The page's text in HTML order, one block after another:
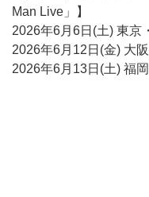
Man Live」】
2026年6月6日(土) 東京
2026年6月12日(金) 大
2026年6月13日(土) 福